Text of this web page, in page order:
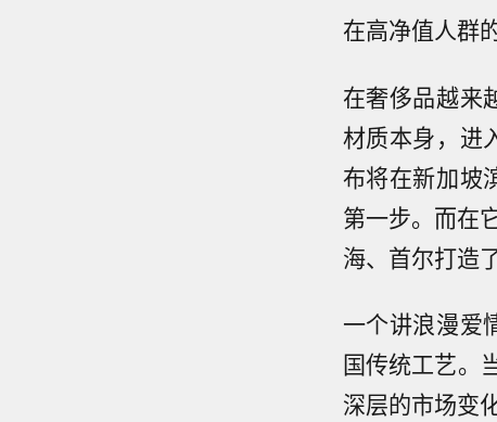
在高净值人群
在奢侈品越来
材质本身，进
布将在新加坡
第一步。而在
海、首尔打造
一个讲浪漫爱
国传统工艺。
深层的市场变